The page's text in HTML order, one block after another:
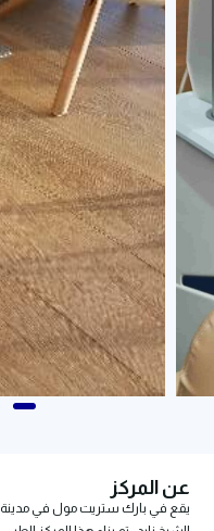
عن المركز
يقع في بارك ستريت مول في مدينة